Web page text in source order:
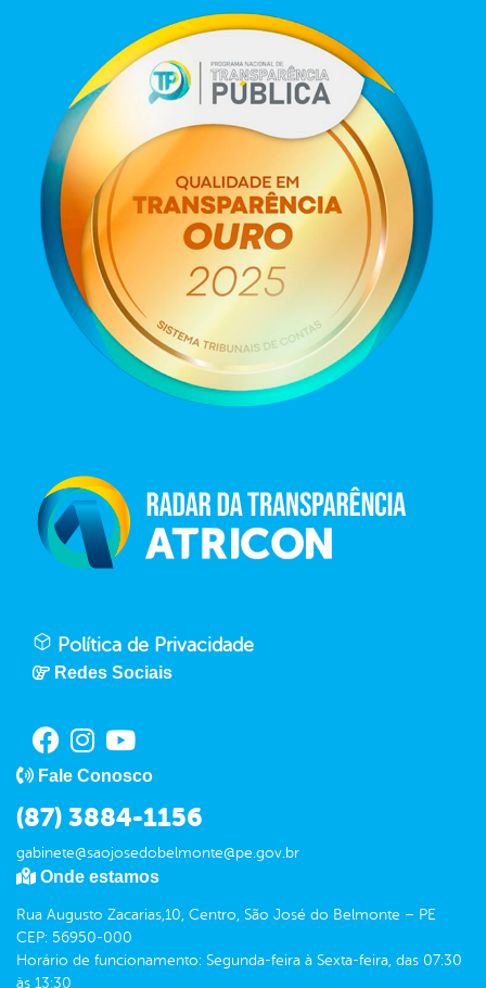
Política de Privacidade
Redes Sociais
Fale Conosco
(87) 3884-1156
gabinete@saojosedobelmonte@pe.gov.br
Onde estamos
Rua Augusto Zacarias,10, Centro, São José do Belmonte – PE
CEP: 56950-000
Horário de funcionamento: Segunda-feira à Sexta-feira, das 07:30
às 13:30